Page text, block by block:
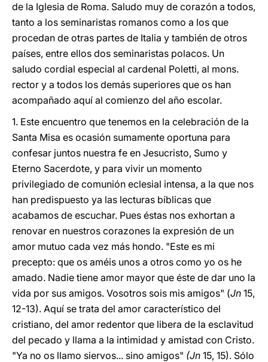
de la Iglesia de Roma. Saludo muy de corazón a todos,
tanto a los seminaristas romanos como a los que
procedan de otras partes de Italia y también de otros
países, entre ellos dos seminaristas polacos. Un
saludo cordial especial al cardenal Poletti, al mons.
rector y a todos los demás superiores que os han
acompañado aquí al comienzo del año escolar.
1. Este encuentro que tenemos en la celebración de la
Santa Misa es ocasión sumamente oportuna para
confesar juntos nuestra fe en Jesucristo, Sumo y
Eterno Sacerdote, y para vivir un momento
privilegiado de comunión eclesial intensa, a la que nos
han predispuesto ya las lecturas bíblicas que
acabamos de escuchar. Pues éstas nos exhortan a
renovar en nuestros corazones la expresión de un
amor mutuo cada vez más hondo. "Este es mi
precepto: que os améis unos a otros como yo os he
amado. Nadie tiene amor mayor que éste de dar uno la
vida por sus amigos. Vosotros sois mis amigos" (Jn 15,
12-13). Aquí se trata del amor característico del
cristiano, del amor redentor que libera de la esclavitud
del pecado y llama a la intimidad y amistad con Cristo.
"Ya no os llamo siervos... sino amigos" (Jn 15, 15). Sólo